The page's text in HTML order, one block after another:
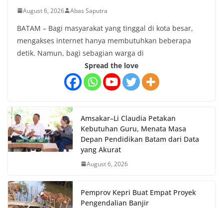
August 6, 2026 Abas Saputra
BATAM – Bagi masyarakat yang tinggal di kota besar,
mengakses internet hanya membutuhkan beberapa
detik. Namun, bagi sebagian warga di
Spread the love
Amsakar–Li Claudia Petakan
Kebutuhan Guru, Menata Masa
Depan Pendidikan Batam dari Data
yang Akurat
August 6, 2026
Pemprov Kepri Buat Empat Proyek
Pengendalian Banjir